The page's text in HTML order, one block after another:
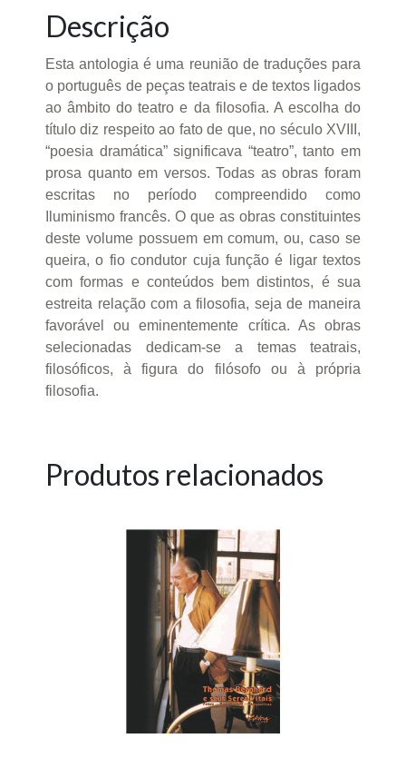
Descrição
Esta antologia é uma reunião de traduções para
o português de peças teatrais e de textos ligados
ao âmbito do teatro e da filosofia. A escolha do
título diz respeito ao fato de que, no século XVIII,
“poesia dramática” significava “teatro”, tanto em
prosa quanto em versos. Todas as obras foram
escritas no período compreendido como
Iluminismo francês. O que as obras constituintes
deste volume possuem em comum, ou, caso se
queira, o fio condutor cuja função é ligar textos
com formas e conteúdos bem distintos, é sua
estreita relação com a filosofia, seja de maneira
favorável ou eminentemente crítica. As obras
selecionadas dedicam-se a temas teatrais,
filosóficos, à figura do filósofo ou à própria
filosofia.
Produtos relacionados